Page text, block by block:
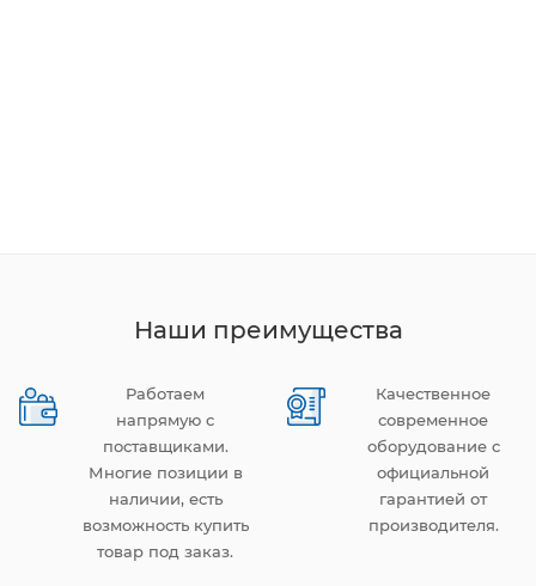
Наши преимущества
Работаем
напрямую с
поставщиками.
Многие позиции в
наличии, есть
возможность купить
товар под заказ.
Качественное
современное
оборудование с
официальной
гарантией от
производителя.